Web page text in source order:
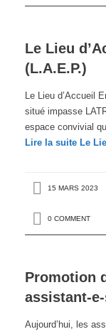
Le Lieu
(L.A.E.P.)
Le Lieu d’Accueil
situé impasse
espace convivial
Lire la suiteLe
15 MARS 2023
0 COMMENT
Promotion
assistant-
Aujourd’hui, les